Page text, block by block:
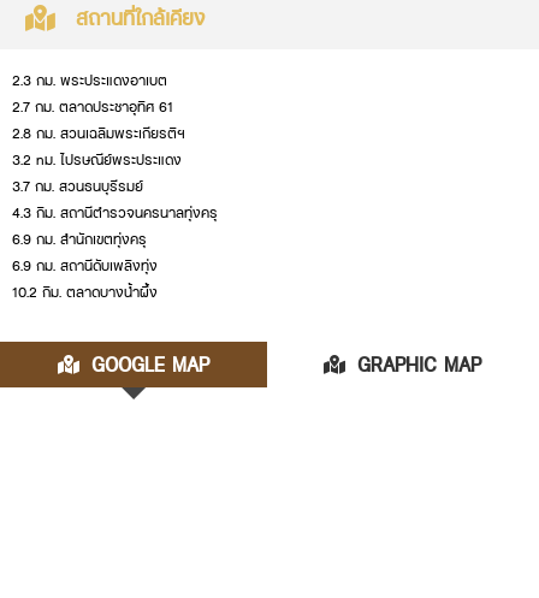
สถานที่ใกล้เคียง
2.3 กม. พระประแดงอาเบต
2.7 กม. ตลาดประชาอุทิศ 61
2.8 กม. สวนเฉลิมพระเกียรติฯ
3.2 nม. ไปรษณีย์พระประแดง
3.7 กม. สวนธนบุรีรมย์
4.3 กิม. สถานีตำรวจนครนาลทุ่งครุ
6.9 กม. สำนักเขตทุ่งครุ
6.9 กม. สถานีดับเพลิงทุ่ง
10.2 กิม. ตลาดบางน้ำผึ้ง
GOOGLE MAP GRAPHIC MAP